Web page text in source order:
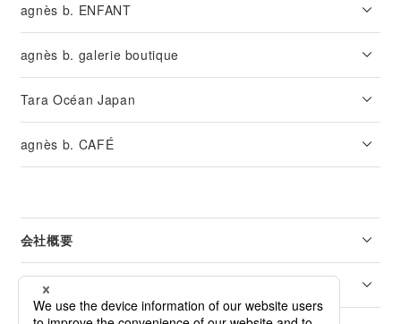
agnès b. ENFANT
agnès b. galerie boutique
Tara Océan Japan
agnès b. CAFÉ
会社概要
リーガル